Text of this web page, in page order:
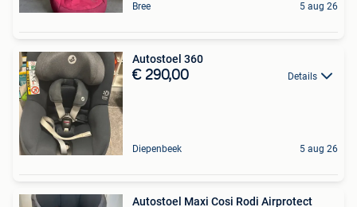
Bree 5 aug 26
Autostoel 360
€ 290,00 Details
Diepenbeek 5 aug 26
Autostoel Maxi Cosi Rodi Airprotect